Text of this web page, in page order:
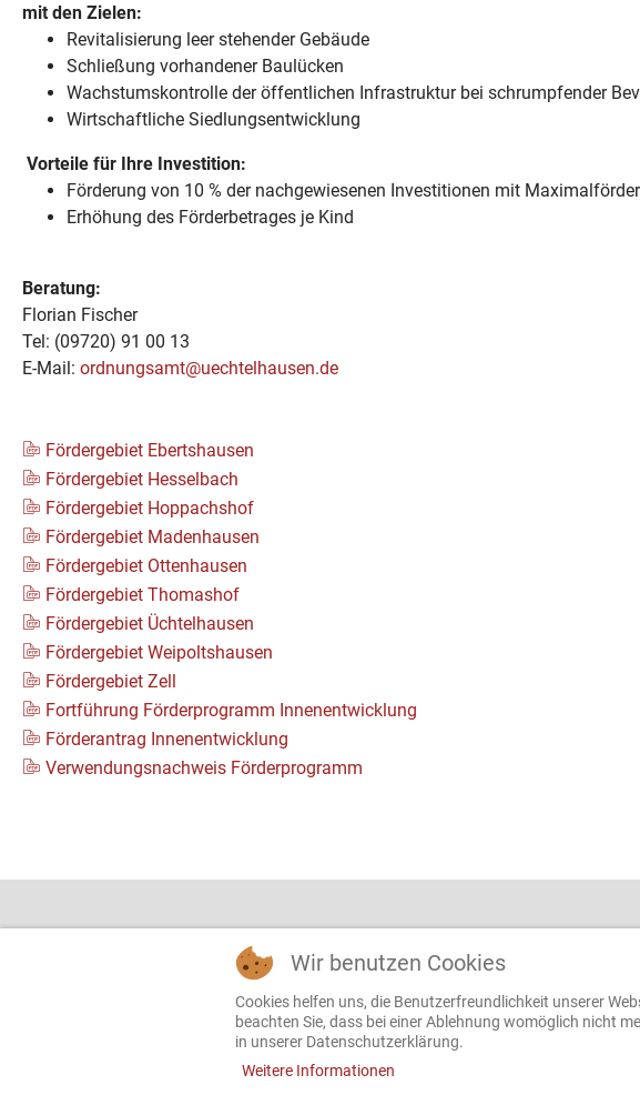
mit den Zielen:
Revitalisierung leer stehender Gebäude
Schließung vorhandener Baulücken
Wachstumskontrolle der öffentlichen Infrastruktur bei schrumpfender
Wirtschaftliche Siedlungsentwicklung
Vorteile für Ihre Investition:
Förderung von 10 % der nachgewiesenen Investitionen mit
Erhöhung des Förderbetrages je Kind
Beratung:
Florian Fischer
Tel: (09720) 91 00 13
E-Mail: ordnungsamt@uechtelhausen.de
Fördergebiet Ebertshausen
Fördergebiet Hesselbach
Fördergebiet Hoppachshof
Fördergebiet Madenhausen
Fördergebiet Ottenhausen
Fördergebiet Thomashof
Fördergebiet Üchtelhausen
Fördergebiet Weipoltshausen
Fördergebiet Zell
Fortführung Förderprogramm Innenentwicklung
Förderantrag Innenentwicklung
Verwendungsnachweis Förderprogramm
Gemeinde Üchtelhausen
Rathaus Hesselbach
Kirchplatz 1
97532 Üchtelhausen
E-Mail
Wir benutzen Cookies
Cookies helfen uns, die Benutzerfreundlichkeit unserer
beachten Sie, dass bei einer Ablehnung womöglich nicht
in unserer Datenschutzerklärung.
Weitere Informationen